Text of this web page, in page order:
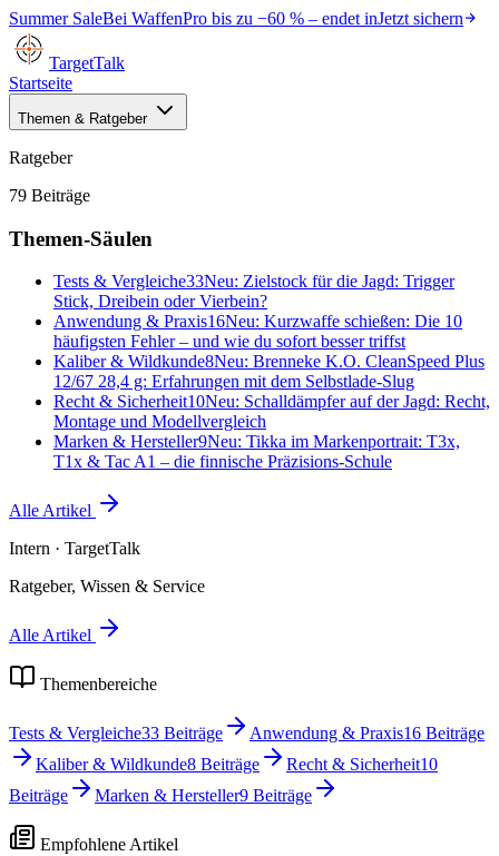
Summer SaleBei WaffenPro bis zu −60 % – endet inJetzt sichern
TargetTalk
Startseite
Themen & Ratgeber
Ratgeber
79 Beiträge
Themen-Säulen
Tests & Vergleiche33Neu: Zielstock für die Jagd: Trigger
Stick, Dreibein oder Vierbein?
Anwendung & Praxis16Neu: Kurzwaffe schießen: Die 10
häufigsten Fehler – und wie du sofort besser triffst
Kaliber & Wildkunde8Neu: Brenneke K.O. CleanSpeed Plus
12/67 28,4 g: Erfahrungen mit dem Selbstlade-Slug
Recht & Sicherheit10Neu: Schalldämpfer auf der Jagd: Recht,
Montage und Modellvergleich
Marken & Hersteller9Neu: Tikka im Markenportrait: T3x,
T1x & Tac A1 – die finnische Präzisions-Schule
Alle Artikel
Intern · TargetTalk
Ratgeber, Wissen & Service
Alle Artikel
Themenbereiche
Tests & Vergleiche33 Beiträge Anwendung & Praxis16 Beiträge
Kaliber & Wildkunde8 Beiträge Recht & Sicherheit10
Beiträge
Marken & Hersteller9 Beiträge
Empfohlene Artikel